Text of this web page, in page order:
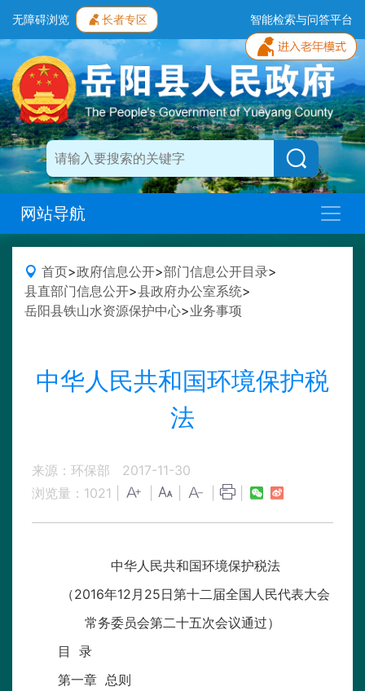
无障碍浏览 长者专区 智能检索与问答平台
网站导航
首页>政府信息公开>部门信息公开目录>
县直部门信息公开>县政府办公室系统>
岳阳县铁山水资源保护中心>业务事项
中华人民共和国环境保护税
法
来源：环保部
2017-11-30
浏览量： 1021
中华人民共和国环境保护税法
（2016年12月25日第十二届全国人民代表大会
常务委员会第二十五次会议通过）
目 录
第一章 总则